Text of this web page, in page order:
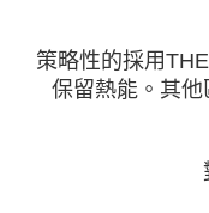
策略性的採用
保留熱能。其